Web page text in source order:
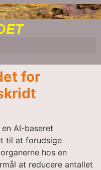
for
AI-baseret
til at forudsige
hos en
at reducere antallet